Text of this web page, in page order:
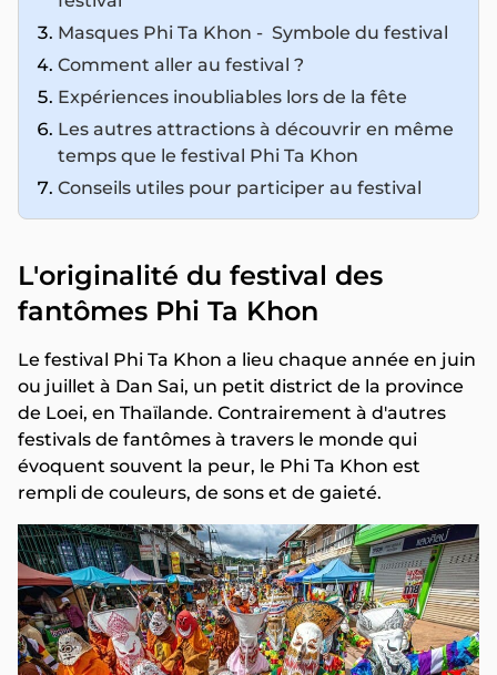
Masques Phi Ta Khon - Symbole du festival
Comment aller au festival ?
Expériences inoubliables lors de la fête
Les autres attractions à découvrir en même
temps que le festival Phi Ta Khon
Conseils utiles pour participer au festival
L'originalité du festival des
fantômes Phi Ta Khon
Le festival Phi Ta Khon a lieu chaque année en juin
ou juillet à Dan Sai, un petit district de la province
de Loei, en Thaïlande. Contrairement à d'autres
festivals de fantômes à travers le monde qui
évoquent souvent la peur, le Phi Ta Khon est
rempli de couleurs, de sons et de gaieté.